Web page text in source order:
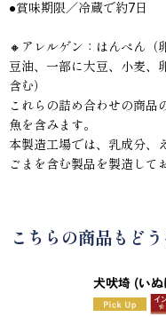
●賞味期限／冷蔵で約7日
🔸アレルゲン：はんぺん（
豆油、一部に大豆、小麦、
含む）
これらの詰め合わせの商品
魚を含みます。
本製造工場では、乳成分、
ごまを含む製品を製造して
こちらの商品もどう
犬吠埼 (い